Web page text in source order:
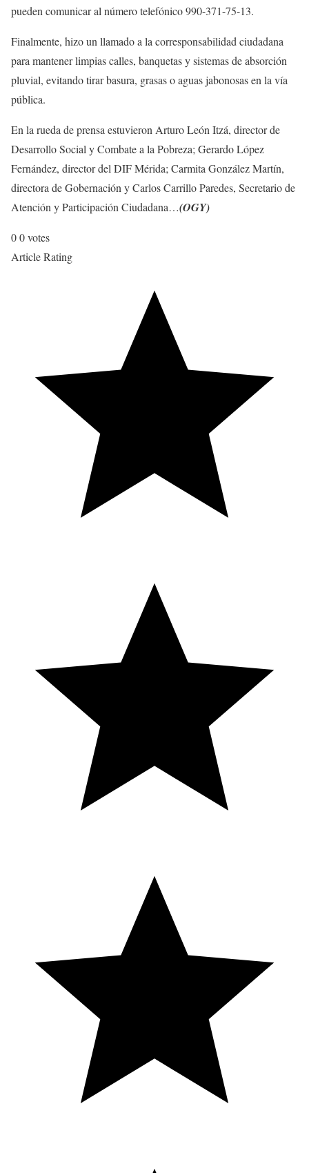
pueden comunicar al número telefónico 990-371-75-13.
Finalmente, hizo un llamado a la corresponsabilidad ciudadana
para mantener limpias calles, banquetas y sistemas de absorción
pluvial, evitando tirar basura, grasas o aguas jabonosas en la vía
pública.
En la rueda de prensa estuvieron Arturo León Itzá, director de
Desarrollo Social y Combate a la Pobreza; Gerardo López
Fernández, director del DIF Mérida; Carmita González Martín,
directora de Gobernación y Carlos Carrillo Paredes, Secretario de
Atención y Participación Ciudadana…(OGY)
00votes
Article Rating